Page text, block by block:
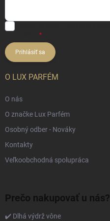
Prihlásiť sa
O LUX PARFÉM
O nás
O značke Lux Parfém
Osobný odber - Nováky
Kontakty
Veľkoobchodná spolupráca
Prečo nakupovať u nás?
✔️ Dlhá výdrž vône